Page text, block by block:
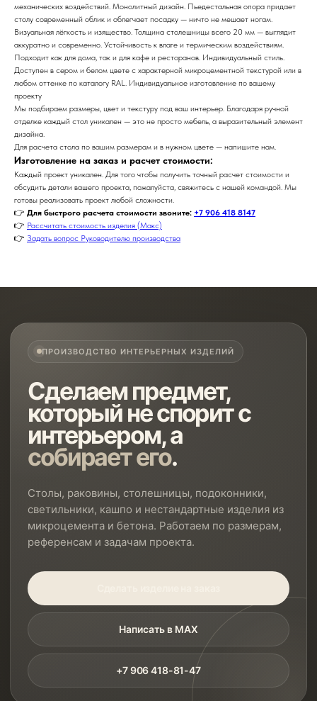
механических воздействий. Монолитный дизайн. Пьедестальная опора придает
столу современный облик и облегчает посадку — ничто не мешает ногам.
Визуальная лёгкость и изящество. Толщина столешницы всего 20 мм — выглядит
аккуратно и современно. Устойчивость к влаге и термическим воздействиям.
Подходит как для дома, так и для кафе и ресторанов. Индивидуальный стиль.
Доступен в сером и белом цвете с характерной микроцементной текстурой или в
любом оттенке по каталогу RAL. Индивидуальное изготовление по вашему
проекту
Мы подбираем размеры, цвет и текстуру под ваш интерьер. Благодаря ручной
отделке каждый стол уникален — это не просто мебель, а выразительный элемент
дизайна.
Для расчета стола по вашим размерам и в нужном цвете — напишите нам.
Изготовление на заказ и расчет стоимости:
Каждый проект уникален. Для того чтобы получить точный расчет стоимости и
обсудить детали вашего проекта, пожалуйста, свяжитесь с нашей командой. Мы
готовы реализовать проект любой сложности.
👉 Для быстрого расчета стоимости звоните: +7 906 418 8147
👉 Рассчитать стоимость изделия (Макс)
👉 Задать вопрос Руководителю производства
ПРОИЗВОДСТВО ИНТЕРЬЕРНЫХ ИЗДЕЛИЙ
Сделаем предмет,
который не спорит с
интерьером, а
собирает его.
Столы, раковины, столешницы, подоконники,
светильники, кашпо и нестандартные изделия из
микроцемента и бетона. Работаем по размерам,
референсам и задачам проекта.
Написать в MAX
+7 906 418-81-47